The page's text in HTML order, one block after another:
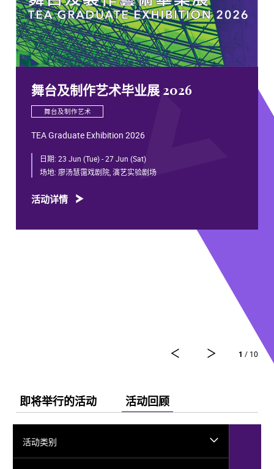
舞台及制作艺术毕业展 2026
舞台及制作艺术
TEA Graduate Exhibition 2026
日期: 23 Jun (Tue) - 27 Jun (Sat)
场地: 廖汤慧霭戏剧院, 演艺实验剧场
活动详情
1 / 10
即将举行的活动 活动回顾
活动类别